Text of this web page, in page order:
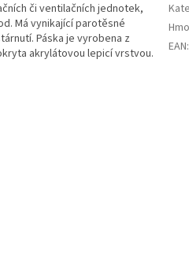
či ventilačních jednotek,
Má vynikající parotěsné
Páska je vyrobena z
akrylátovou lepicí vrstvou.
EAN: